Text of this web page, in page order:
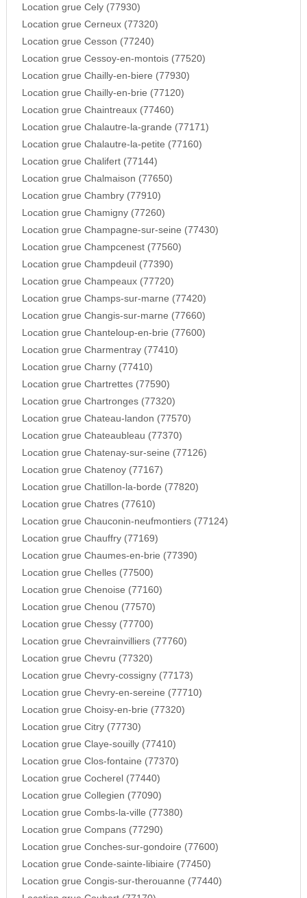
Location grue Cely (77930)
Location grue Cerneux (77320)
Location grue Cesson (77240)
Location grue Cessoy-en-montois (77520)
Location grue Chailly-en-biere (77930)
Location grue Chailly-en-brie (77120)
Location grue Chaintreaux (77460)
Location grue Chalautre-la-grande (77171)
Location grue Chalautre-la-petite (77160)
Location grue Chalifert (77144)
Location grue Chalmaison (77650)
Location grue Chambry (77910)
Location grue Chamigny (77260)
Location grue Champagne-sur-seine (77430)
Location grue Champcenest (77560)
Location grue Champdeuil (77390)
Location grue Champeaux (77720)
Location grue Champs-sur-marne (77420)
Location grue Changis-sur-marne (77660)
Location grue Chanteloup-en-brie (77600)
Location grue Charmentray (77410)
Location grue Charny (77410)
Location grue Chartrettes (77590)
Location grue Chartronges (77320)
Location grue Chateau-landon (77570)
Location grue Chateaubleau (77370)
Location grue Chatenay-sur-seine (77126)
Location grue Chatenoy (77167)
Location grue Chatillon-la-borde (77820)
Location grue Chatres (77610)
Location grue Chauconin-neufmontiers (77124)
Location grue Chauffry (77169)
Location grue Chaumes-en-brie (77390)
Location grue Chelles (77500)
Location grue Chenoise (77160)
Location grue Chenou (77570)
Location grue Chessy (77700)
Location grue Chevrainvilliers (77760)
Location grue Chevru (77320)
Location grue Chevry-cossigny (77173)
Location grue Chevry-en-sereine (77710)
Location grue Choisy-en-brie (77320)
Location grue Citry (77730)
Location grue Claye-souilly (77410)
Location grue Clos-fontaine (77370)
Location grue Cocherel (77440)
Location grue Collegien (77090)
Location grue Combs-la-ville (77380)
Location grue Compans (77290)
Location grue Conches-sur-gondoire (77600)
Location grue Conde-sainte-libiaire (77450)
Location grue Congis-sur-therouanne (77440)